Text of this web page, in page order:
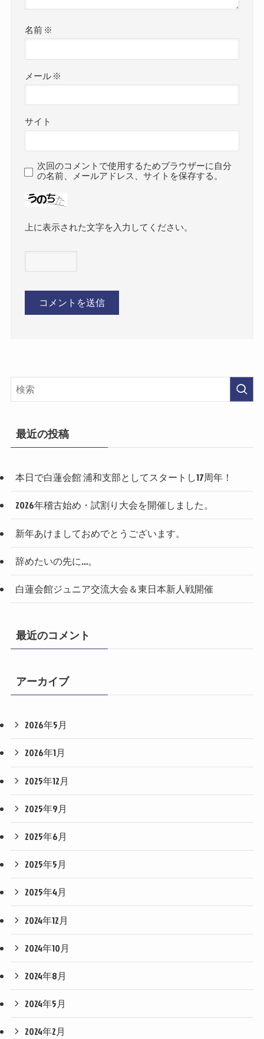
名前※
メール※
サイト
次回のコメントで使用するためブラウザーに自分
の名前、メールアドレス、サイトを保存する。
上に表示された文字を入力してください。
最近の投稿
本日で白蓮会館 浦和支部としてスタートし17周年！
2026年稽古始め・試割り大会を開催しました。
新年あけましておめでとうございます。
辞めたいの先に…。
白蓮会館ジュニア交流大会＆東日本新人戦開催
最近のコメント
アーカイブ
2026年5月
2026年1月
2025年12月
2025年9月
2025年6月
2025年5月
2025年4月
2024年12月
2024年10月
2024年8月
2024年5月
2024年2月